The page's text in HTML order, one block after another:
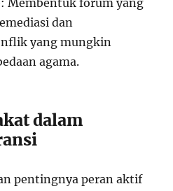
: Membentuk forum yang
dan
yang mungkin
agama.
dalam
pentingnya peran aktif